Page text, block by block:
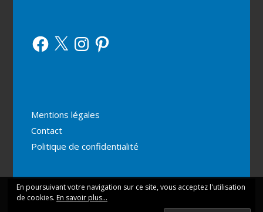
Facebook
X InstagramPinterest
Mentions légales
Contact
Politique de confidentialité
Ce site utilise des cookies. En continuant votre navigation
vous acceptez leur utilisation.
En poursuivant votre navigation sur ce site, vous acceptez l'utilisation
de cookies. En savoir plus...